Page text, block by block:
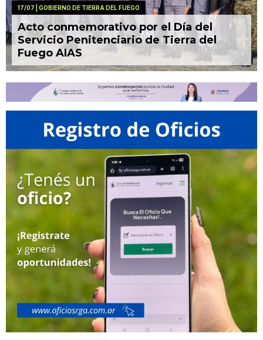
17/07 | GOBIERNO DE TIERRA DEL FUEGO
Acto conmemorativo por el Día del
Servicio Penitenciario de Tierra del
Fuego AIAS